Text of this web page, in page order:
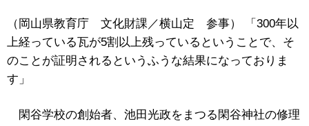
（岡山県教育庁 文化財課／横山定 参事） 「300年以
上経っている瓦が5割以上残っているということで、そ
のことが証明されるというふうな結果になっておりま
す」
閑谷学校の創始者、池田光政をまつる閑谷神社の修理